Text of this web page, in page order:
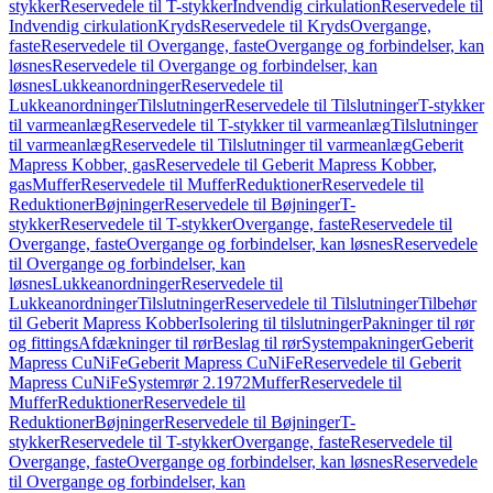
stykkerReservedele til T-stykkerIndvendig cirkulationReservedele til
Indvendig cirkulationKrydsReservedele til KrydsOvergange,
fasteReservedele til Overgange, fasteOvergange og forbindelser, kan
løsnesReservedele til Overgange og forbindelser, kan
løsnesLukkeanordningerReservedele til
LukkeanordningerTilslutningerReservedele til TilslutningerT-stykker
til varmeanlægReservedele til T-stykker til varmeanlægTilslutninger
til varmeanlægReservedele til Tilslutninger til varmeanlægGeberit
Mapress Kobber, gasReservedele til Geberit Mapress Kobber,
gasMufferReservedele til MufferReduktionerReservedele til
ReduktionerBøjningerReservedele til BøjningerT-
stykkerReservedele til T-stykkerOvergange, fasteReservedele til
Overgange, fasteOvergange og forbindelser, kan løsnesReservedele
til Overgange og forbindelser, kan
løsnesLukkeanordningerReservedele til
LukkeanordningerTilslutningerReservedele til TilslutningerTilbehør
til Geberit Mapress KobberIsolering til tilslutningerPakninger til rør
og fittingsAfdækninger til rørBeslag til rørSystempakningerGeberit
Mapress CuNiFeGeberit Mapress CuNiFeReservedele til Geberit
Mapress CuNiFeSystemrør 2.1972MufferReservedele til
MufferReduktionerReservedele til
ReduktionerBøjningerReservedele til BøjningerT-
stykkerReservedele til T-stykkerOvergange, fasteReservedele til
Overgange, fasteOvergange og forbindelser, kan løsnesReservedele
til Overgange og forbindelser, kan